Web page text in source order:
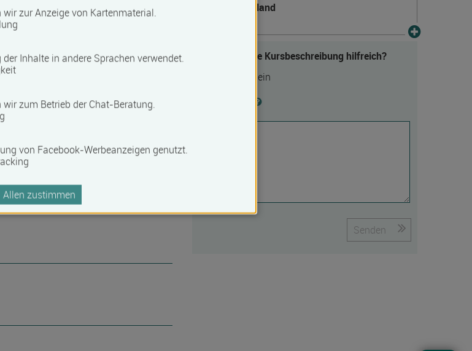
Deutschland
Fanden Sie die Kursbeschreibung hilfreich?
Nein
Senden
wir zur Anzeige von Kartenmaterial.
Inhalte in andere Sprachen verwendet.
wir zum Betrieb der Chat-Beratung.
von Facebook-Werbeanzeigen genutzt.
Allen zustimmen